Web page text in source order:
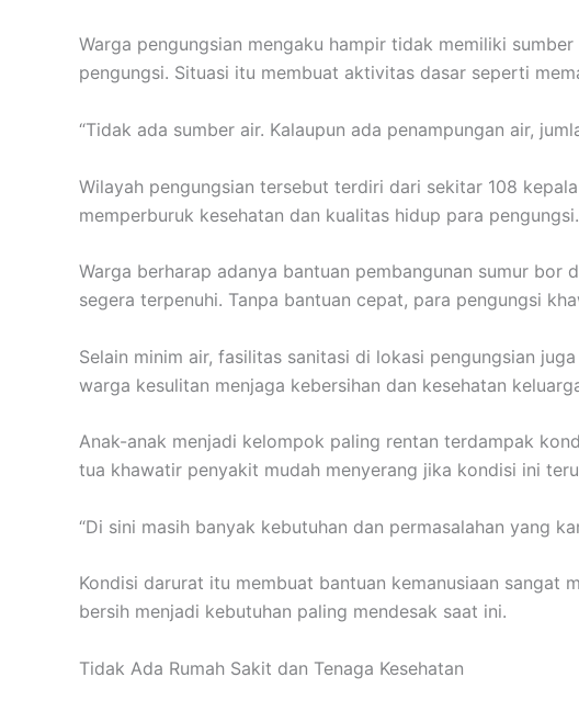
Warga pengungsian mengaku hampir tidak memiliki
pengungsi. Situasi itu membuat aktivitas dasar seperti
“Tidak ada sumber air. Kalaupun ada penampungan air,
Wilayah pengungsian tersebut terdiri dari sekitar 108
memperburuk kesehatan dan kualitas hidup para pengungsi.
Warga berharap adanya bantuan pembangunan sumur
segera terpenuhi. Tanpa bantuan cepat, para pengungsi
Selain minim air, fasilitas sanitasi di lokasi pengungsian
warga kesulitan menjaga kebersihan dan kesehatan
Anak-anak menjadi kelompok paling rentan terdampak
tua khawatir penyakit mudah menyerang jika kondisi ini
“Di sini masih banyak kebutuhan dan permasalahan yang
Kondisi darurat itu membuat bantuan kemanusiaan sangat
bersih menjadi kebutuhan paling mendesak saat ini.
Tidak Ada Rumah Sakit dan Tenaga Kesehatan